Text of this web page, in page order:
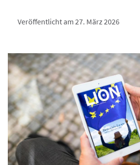
Veröffentlicht am 27. März 2026